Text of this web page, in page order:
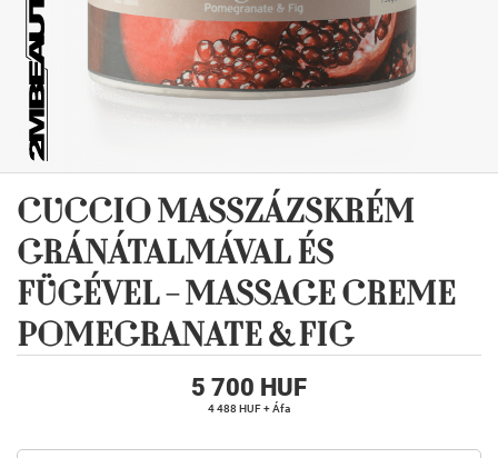
CUCCIO MASSZÁZSKRÉM
GRÁNÁTALMÁVAL ÉS
FÜGÉVEL - MASSAGE CREME
POMEGRANATE & FIG
5 700 HUF
4 488 HUF + Áfa